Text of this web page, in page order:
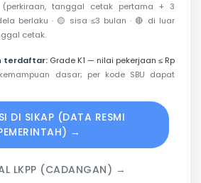
(perkiraan, tanggal cetak pertama + 3
berlaku · 🟡 sisa ≤3 bulan · 🔴 di luar
cetak.
terdaftar: Grade K1 — nilai pekerjaan ≤ Rp
dasar; per kode SBU dapat
DI SIKAP (DATA RESMI
→
LKPP (CADANGAN) →